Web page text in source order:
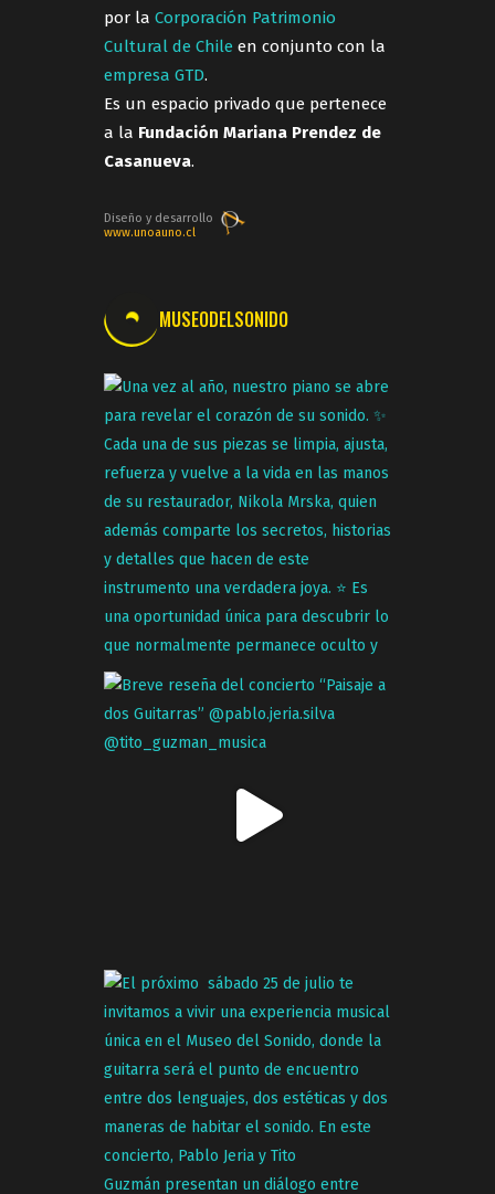
por la Corporación Patrimonio
Cultural de Chile en conjunto con la
empresa GTD.
Es un espacio privado que pertenece
a la Fundación Mariana Prendez de
Casanueva.
Diseño y desarrollo
www.unoauno.cl
MUSEODELSONIDO